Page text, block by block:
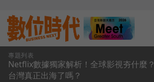
專題列表
Netflix數據獨家解析！全球影視夯什麼？
台灣真正出海了嗎？